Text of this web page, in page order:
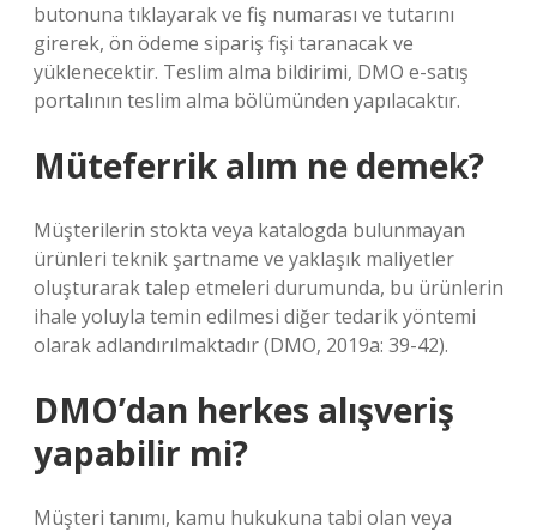
butonuna tıklayarak ve fiş numarası ve tutarını
girerek, ön ödeme sipariş fişi taranacak ve
yüklenecektir. Teslim alma bildirimi, DMO e-satış
portalının teslim alma bölümünden yapılacaktır.
Müteferrik alım ne demek?
Müşterilerin stokta veya katalogda bulunmayan
ürünleri teknik şartname ve yaklaşık maliyetler
oluşturarak talep etmeleri durumunda, bu ürünlerin
ihale yoluyla temin edilmesi diğer tedarik yöntemi
olarak adlandırılmaktadır (DMO, 2019a: 39-42).
DMO’dan herkes alışveriş
yapabilir mi?
Müşteri tanımı, kamu hukukuna tabi olan veya